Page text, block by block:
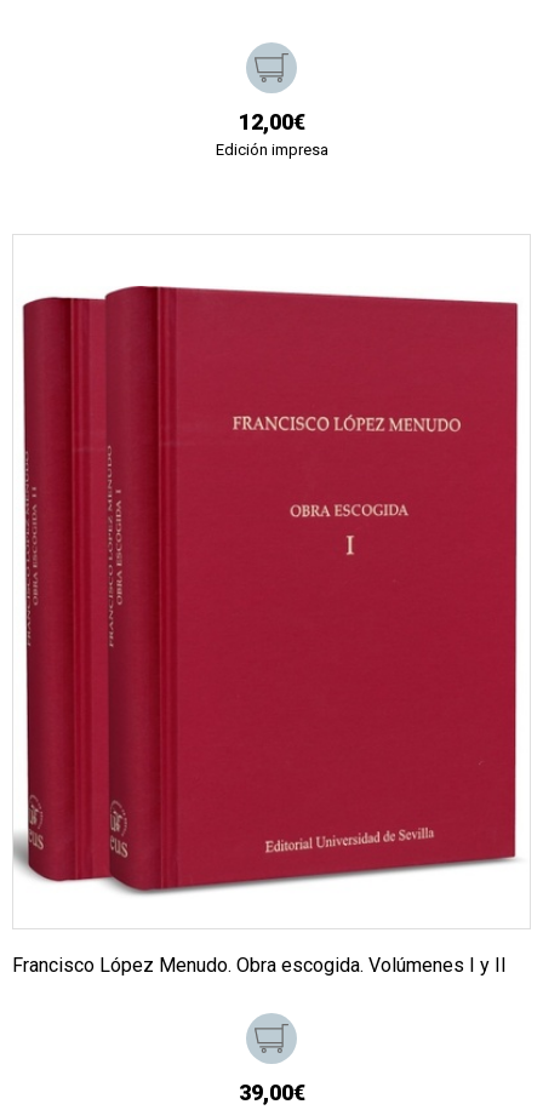
12,00€
Edición impresa
Francisco López Menudo. Obra escogida. Volúmenes I y II
39,00€